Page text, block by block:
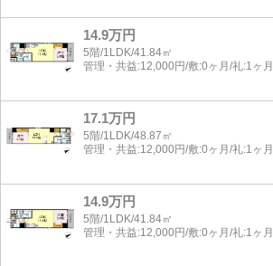
14.9万円
5階/1LDK/41.84㎡
管理・共益:12,000円/敷:0ヶ月/礼:1ヶ月
17.1万円
5階/1LDK/48.87㎡
管理・共益:12,000円/敷:0ヶ月/礼:1ヶ月
14.9万円
5階/1LDK/41.84㎡
管理・共益:12,000円/敷:0ヶ月/礼:1ヶ月